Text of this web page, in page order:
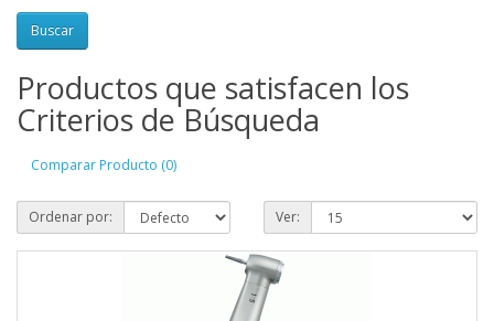
Productos que satisfacen los
Criterios de Búsqueda
Comparar Producto (0)
Ordenar por: Ver: